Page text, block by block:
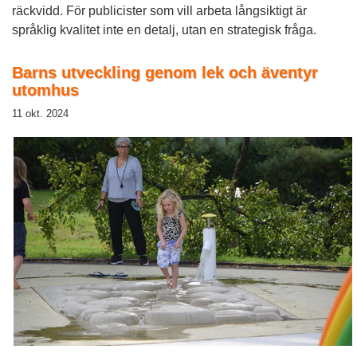
räckvidd. För publicister som vill arbeta långsiktigt är
språklig kvalitet inte en detalj, utan en strategisk fråga.
Barns utveckling genom lek och äventyr
utomhus
11 okt. 2024